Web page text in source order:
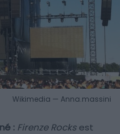
Wikimedia — Anna.massini
: Firenze Rocks est